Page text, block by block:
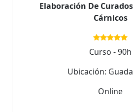
Elaboración De
Cárnicos
Curso - 90h
Ubicación:
Online